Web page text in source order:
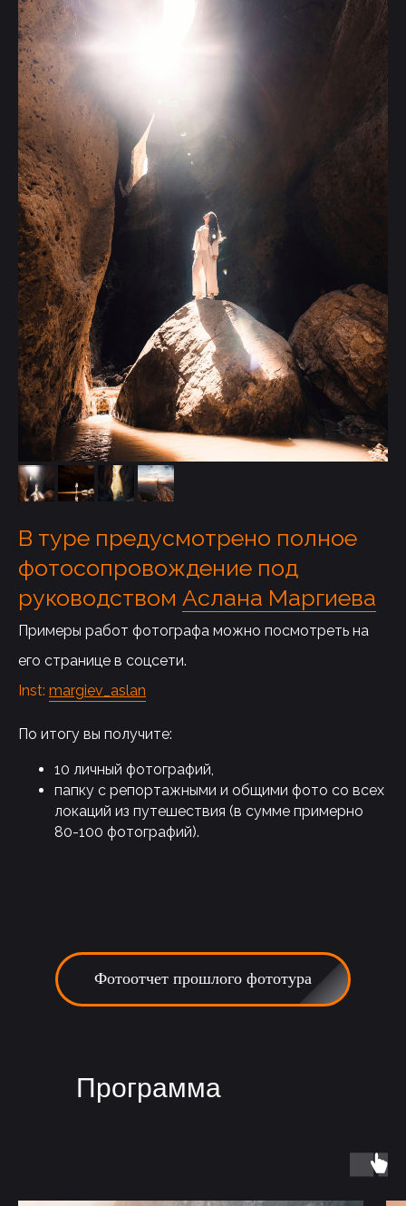
В туре предусмотрено полное
фотосопровождение под
руководством Аслана Маргиева
Примеры работ фотографа можно посмотреть на
его странице в соцсети.
Inst: margiev_aslan
По итогу вы получите:
10 личный фотографий,
папку с репортажными и общими фото со всех
локаций из путешествия (в сумме примерно
80-100 фотографий).
Фотоотчет прошлого фототура
Программа